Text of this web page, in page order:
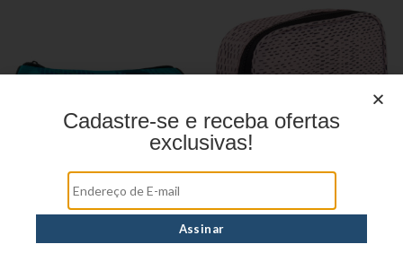
Estojo juvenil YS27114 Estojo Juvenil YS41029
Cadastre-se e receba ofertas
exclusivas!